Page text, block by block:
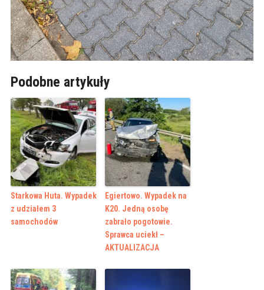
Podobne artykuły
Starkowa Huta. Wypadek
z udziałem 3
samochodów
Egiertowo. Wypadek na
K20. Jedną osobę
zabrało pogotowie.
Sprawca uciekł –
AKTUALIZACJA